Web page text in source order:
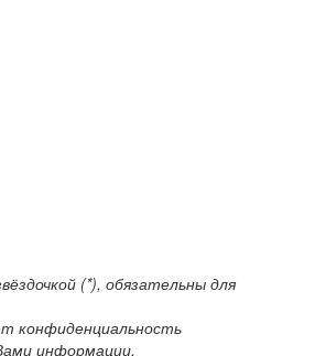
(*), обязательны для
конфиденциальность
информации.